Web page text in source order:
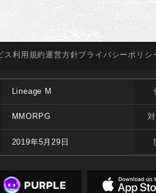
ス利用規約運営方針プライバシーポリシ
Lineage M
MMORPG
2019年5月29日